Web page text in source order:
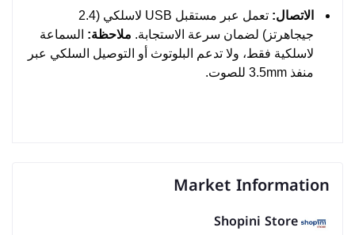
الاتصال:
تعمل عبر مستقبل USB لاسلكي (2.4
جيجاهرتز) لضمان سرعة الاستجابة. ملاحظة: السماعة
لاسلكية فقط، ولا تدعم البلوتوث أو التوصيل السلكي عبر
منفذ 3.5mm للصوت.
Market Information
Shopini Store